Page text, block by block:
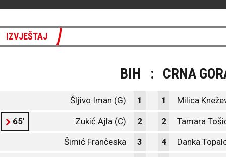
IZVJEŠTAJ
BIH : CRNA
Šljivo Iman (G) 1 1 Milica
65' Zukić Ajla (C) 2 2 Tamara
Šimić Frančeska 3 4 Danka